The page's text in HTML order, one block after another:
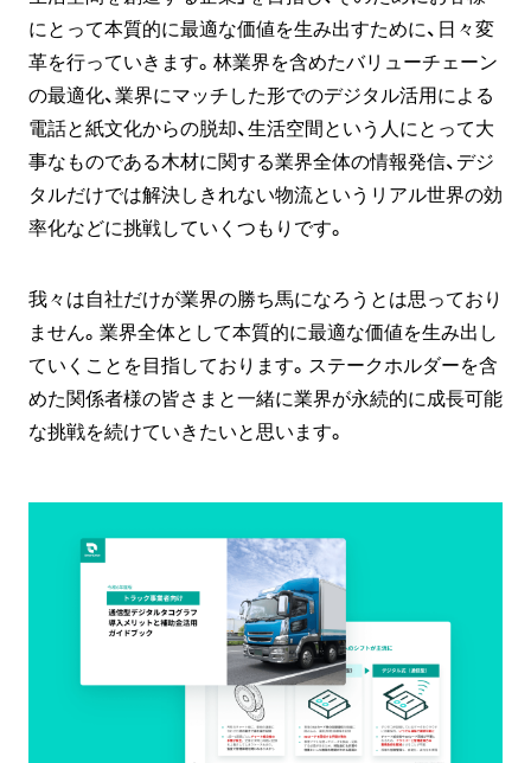
にとって本質的に最適な価値を生み出すために、日々変
革を行っていきます。林業界を含めたバリューチェーン
の最適化、業界にマッチした形でのデジタル活用による
電話と紙文化からの脱却、生活空間という人にとって大
事なものである木材に関する業界全体の情報発信、デジ
タルだけでは解決しきれない物流というリアル世界の効
率化などに挑戦していくつもりです。
我々は自社だけが業界の勝ち馬になろうとは思っており
ません。業界全体として本質的に最適な価値を生み出し
ていくことを目指しております。ステークホルダーを含
めた関係者様の皆さまと一緒に業界が永続的に成長可能
な挑戦を続けていきたいと思います。